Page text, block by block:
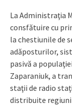
La Administraţia
consfătuire cu
la chestiunile de
adăposturilor,
pasivă a
Zaparaniuk, a
staţii de radio
distribuite